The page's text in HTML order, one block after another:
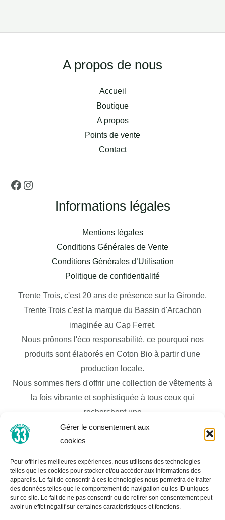
Gérer le consentement aux
cookies
Pour offrir les meilleures expériences, nous utilisons des technologies
telles que les cookies pour stocker et/ou accéder aux informations des
appareils. Le fait de consentir à ces technologies nous permettra de traiter
des données telles que le comportement de navigation ou les ID uniques
sur ce site. Le fait de ne pas consentir ou de retirer son consentement peut
avoir un effet négatif sur certaines caractéristiques et fonctions.
A propos de nous
Accueil
Boutique
A propos
Points de vente
Contact
Informations légales
Mentions légales
Conditions Générales de Vente
Conditions Générales d’Utilisation
Politique de confidentialité
Trente Trois, c'est 20 ans de présence sur la Gironde.
Trente Trois c'est la marque du Bassin d'Arcachon
imaginée au Cap Ferret.
Nous prônons l'éco responsabilité, ce pourquoi nos
produits sont élaborés en Coton Bio à partir d'une
production locale.
Nous sommes fiers d'offrir une collection de vêtements à
la fois vibrante et sophistiquée à tous ceux qui
recherchent une
garde-robe de mode moderne et élégante pour
correspondre à leur personnalité unique. Nous sommes
large sélection de vêtements pour tous les budgets et
tous les styles de vie.
Nous réalisons tous nos propres développements de